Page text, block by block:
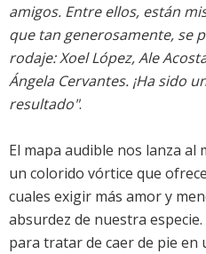
amigos. Entre ellos, están
que tan generosamente, se
rodaje: Xoel López, Ale
Ángela Cervantes. ¡Ha sido
resultado".
El mapa audible nos lanza al
un colorido vórtice que
cuales exigir más amor y
absurdez de nuestra
para tratar de caer de pie en